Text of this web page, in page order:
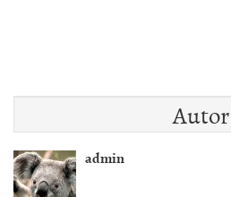
Autor
admin